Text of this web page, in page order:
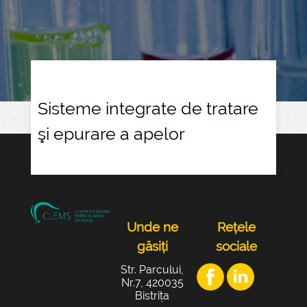
Sisteme integrate de tratare
şi epurare a apelor
Unde ne
găsiți
Str. Parcului,
Nr.7, 420035
Bistrița
Rețele
sociale